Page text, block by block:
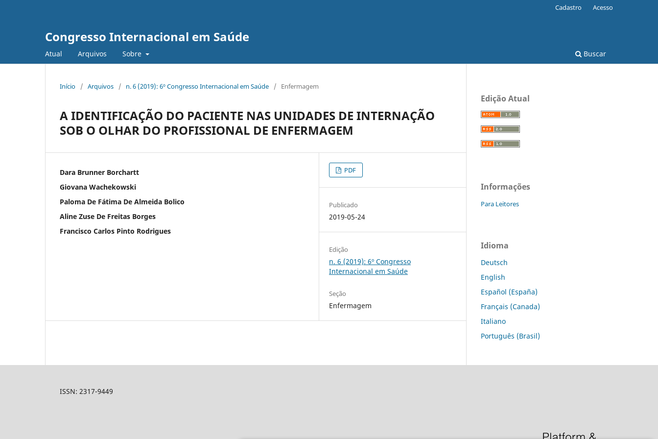
Congresso Internacional em Saúde
Atual Arquivos Sobre Buscar
Cadastro Acesso
Início / Arquivos / n. 6 (2019): 6º Congresso Internacional em Saúde / Enfermagem
A IDENTIFICAÇÃO DO PACIENTE NAS UNIDADES DE INTERNAÇÃO
SOB O OLHAR DO PROFISSIONAL DE ENFERMAGEM
Dara Brunner Borchartt
Giovana Wachekowski
Paloma De Fátima De Almeida Bolico
Aline Zuse De Freitas Borges
Francisco Carlos Pinto Rodrigues
PDF
Publicado
2019-05-24
Edição
n. 6 (2019): 6º Congresso
Internacional em Saúde
Seção
Enfermagem
Edição Atual
Informações
Para Leitores
Idioma
Deutsch
English
Español (España)
Français (Canada)
Italiano
Português (Brasil)
ISSN: 2317-9449